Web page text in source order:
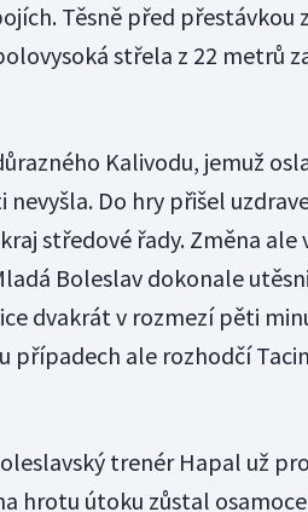
Těsně před přestávkou
střela z 22 metrů
Kalivodu, jemuž
Do hry přišel
středové řady. Změna ale
Boleslav dokonale
dvakrát v rozmezí pěti
případech ale rozhodčí
trenér Hapal už
hrotu útoku zůstal